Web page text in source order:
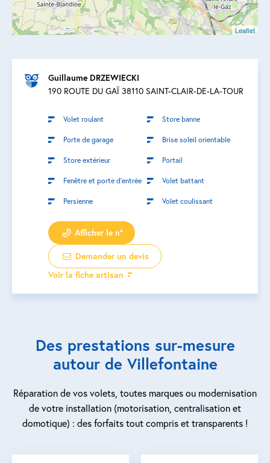
Leaflet
Guillaume DRZEWIECKI
190 ROUTE DU GAÏ 38110 SAINT-CLAIR-DE-LA-TOUR
Volet roulant Store banne
Porte de garage Brise soleil orientable
Store extérieur Portail
Fenêtre et porte d’entrée Volet battant
Persienne Volet coulissant
Afficher le n°
Demander un devis
Voir la fiche artisan
Des prestations sur-mesure
autour de Villefontaine
Réparation de vos volets, toutes marques ou modernisation
de votre installation (motorisation, centralisation et
domotique) : des forfaits tout compris et transparents !